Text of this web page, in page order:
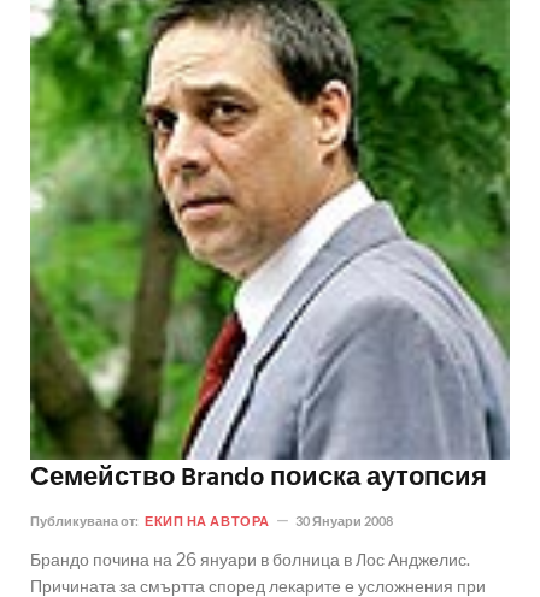
Семейство Brando поиска аутопсия
Публикувана от: ЕКИП НА АВТОРА 30 Януари 2008
Брандо почина на 26 януари в болница в Лос Анджелис.
Причината за смъртта според лекарите е усложнения при